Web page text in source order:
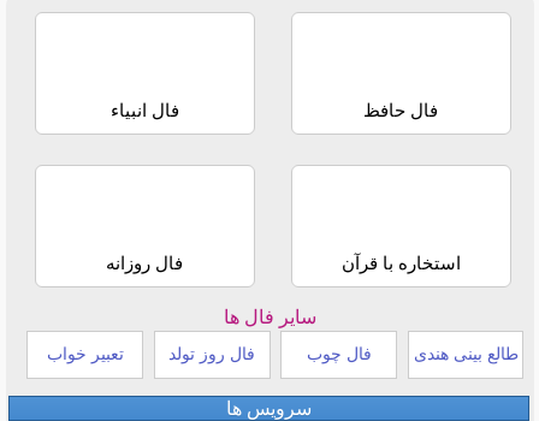
فال حافظ فال انبیاء
استخاره با قرآن فال روزانه
سایر فال ها
طالع بینی هندی فال چوب فال روز تولد تعبیر خواب
سرویس ها